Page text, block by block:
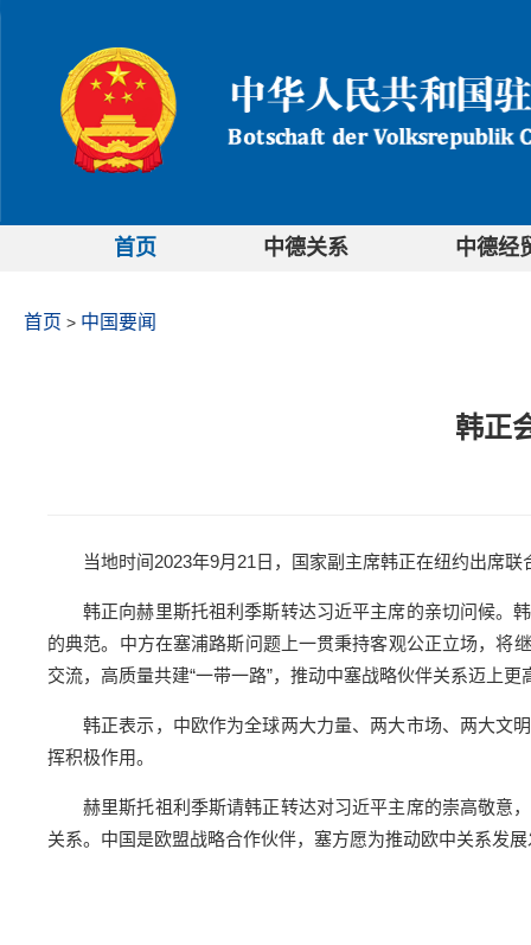
首页 中德关系 中德经
首页 > 中国要闻
韩正
当地时间2023年9月21日，国家副主席韩正在纽约出席
韩正向赫里斯托祖利季斯转达习近平主席的亲切问候。
的典范。中方在塞浦路斯问题上一贯秉持客观公正立场，将
交流，高质量共建“一带一路”，推动中塞战略伙伴关系迈上更
韩正表示，中欧作为全球两大力量、两大市场、两大文
挥积极作用。
赫里斯托祖利季斯请韩正转达对习近平主席的崇高敬意
关系。中国是欧盟战略合作伙伴，塞方愿为推动欧中关系发